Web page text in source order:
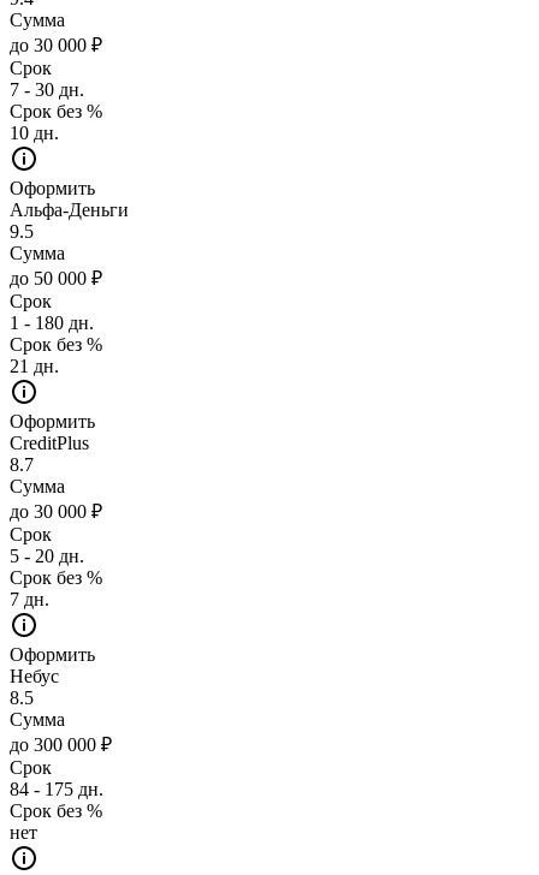
Сумма
до 30 000 ₽
Срок
7 - 30 дн.
Срок без %
10 дн.
Оформить
Альфа-Деньги
9.5
Сумма
до 50 000 ₽
Срок
1 - 180 дн.
Срок без %
21 дн.
Оформить
CreditPlus
8.7
Сумма
до 30 000 ₽
Срок
5 - 20 дн.
Срок без %
7 дн.
Оформить
Небус
8.5
Сумма
до 300 000 ₽
Срок
84 - 175 дн.
Срок без %
нет